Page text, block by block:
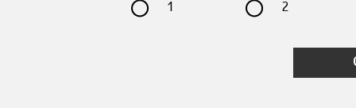
1 2